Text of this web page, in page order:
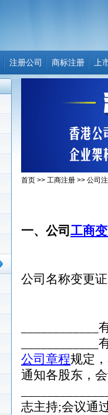
注册公司 商标注册 上
首页 >> 工商注册 >> 公司
一、公司 工商
公司名称变更
公司章程规定
通知各股东，
志主持;会议通